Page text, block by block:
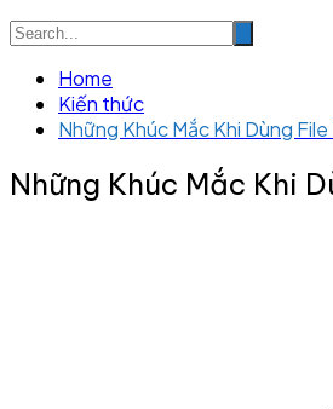
Home
Kiến thức
Những Khúc Mắc Khi Dùng
Những Khúc Mắc Khi